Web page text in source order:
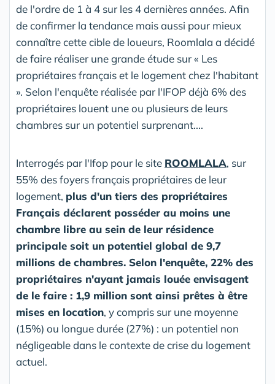
de l'ordre de 1 à 4 sur les 4 dernières années. Afin
de confirmer la tendance mais aussi pour mieux
connaître cette cible de loueurs, Roomlala a décidé
de faire réaliser une grande étude sur « Les
propriétaires français et le logement chez l'habitant
». Selon l'enquête réalisée par l'IFOP déjà 6% des
propriétaires louent une ou plusieurs de leurs
chambres sur un potentiel surprenant....
Interrogés par l'Ifop pour le site ROOMLALA, sur
55% des foyers français propriétaires de leur
logement, plus d'un tiers des propriétaires
Français déclarent posséder au moins une
chambre libre au sein de leur résidence
principale soit un potentiel global de 9,7
millions de chambres. Selon l'enquête, 22% des
propriétaires n'ayant jamais louée envisagent
de le faire : 1,9 million sont ainsi prêtes à être
mises en location, y compris sur une moyenne
(15%) ou longue durée (27%) : un potentiel non
négligeable dans le contexte de crise du logement
actuel.